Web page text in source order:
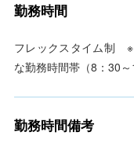
勤務時間
フレックスタイム制 ※
な勤務時間帯（8：30
勤務時間備考